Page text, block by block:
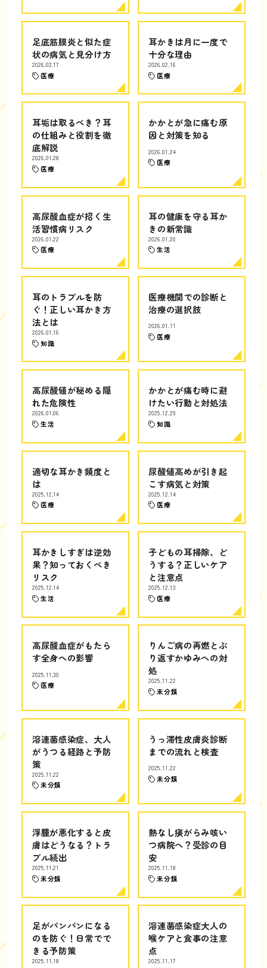
足底筋膜炎と似た症
状の病気と見分け方
2026.02.17
医療
耳かきは月に一度で
十分な理由
2026.02.16
医療
耳垢は取るべき？耳
の仕組みと役割を徹
底解説
2026.01.28
医療
かかとが急に痛む原
因と対策を知る
2026.01.24
医療
高尿酸血症が招く生
活習慣病リスク
2026.01.22
医療
耳の健康を守る耳か
きの新常識
2026.01.20
生活
耳のトラブルを防
ぐ！正しい耳かき方
法とは
2026.01.16
知識
医療機関での診断と
治療の選択肢
2026.01.11
医療
高尿酸値が秘める隠
れた危険性
2026.01.06
生活
かかとが痛む時に避
けたい行動と対処法
2025.12.29
知識
適切な耳かき頻度と
は
2025.12.14
医療
尿酸値高めが引き起
こす病気と対策
2025.12.14
医療
耳かきしすぎは逆効
果？知っておくべき
リスク
2025.12.14
生活
子どもの耳掃除、ど
うする？正しいケア
と注意点
2025.12.13
医療
高尿酸血症がもたら
す全身への影響
2025.11.30
医療
りんご病の再燃とぶ
り返すかゆみへの対
処
2025.11.22
未分類
溶連菌感染症、大人
がうつる経路と予防
策
2025.11.22
未分類
うっ滞性皮膚炎診断
までの流れと検査
2025.11.22
未分類
浮腫が悪化すると皮
膚はどうなる？トラ
ブル続出
2025.11.21
未分類
熱なし痰がらみ咳い
つ病院へ？受診の目
安
2025.11.18
未分類
足がパンパンになる
のを防ぐ！日常でで
きる予防策
2025.11.18
溶連菌感染症大人の
喉ケアと食事の注意
点
2025.11.17